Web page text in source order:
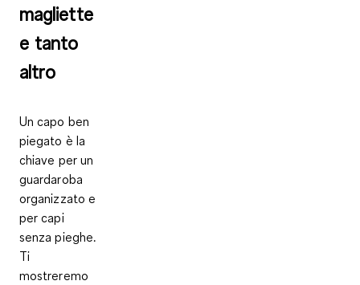
magliette
e tanto
altro
Un capo ben
piegato è la
chiave per un
guardaroba
organizzato e
per capi
senza pieghe.
Ti
mostreremo